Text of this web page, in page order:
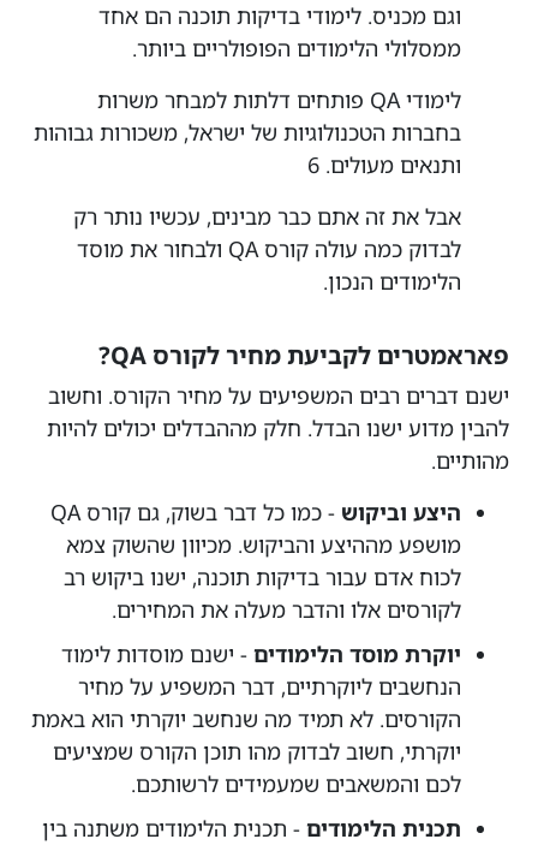
וגם מכניס. לימודי בדיקות תוכנה הם אחד
ממסלולי הלימודים הפופולריים ביותר.
לימודי QA פותחים דלתות למבחר משרות
בחברות הטכנולוגיות של ישראל, משכורות גבוהות
ותנאים מעולים. 6
אבל את זה אתם כבר מבינים, עכשיו נותר רק
לבדוק כמה עולה קורס QA ולבחור את מוסד
הלימודים הנכון.
פאראמטרים לקביעת מחיר לקורס QA?
ישנם דברים רבים המשפיעים על מחיר הקורס. וחשוב
להבין מדוע ישנו הבדל. חלק מההבדלים יכולים להיות
מהותיים.
היצע וביקוש
- כמו כל דבר בשוק, גם קורס QA
מושפע מההיצע והביקוש. מכיוון שהשוק צמא
לכוח אדם עבור בדיקות תוכנה, ישנו ביקוש רב
לקורסים אלו והדבר מעלה את המחירים.
יוקרת מוסד הלימודים - ישנם מוסדות לימוד
הנחשבים ליוקרתיים, דבר המשפיע על מחיר
הקורסים. לא תמיד מה שנחשב יוקרתי הוא באמת
יוקרתי, חשוב לבדוק מהו תוכן הקורס שמציעים
לכם והמשאבים שמעמידים לרשותכם.
תכנית הלימודים - תכנית הלימודים משתנה בין